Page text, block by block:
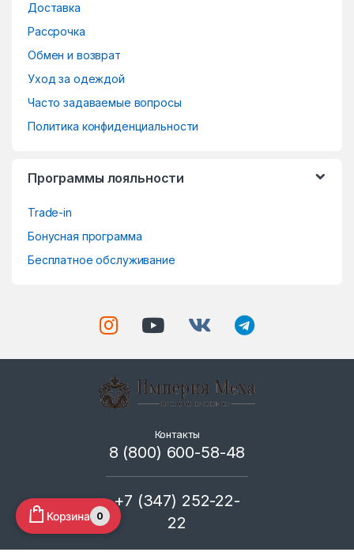
Доставка
Рассрочка
Обмен и возврат
Уход за одеждой
Часто задаваемые вопросы
Политика конфиденциальности
Программы лояльности
Trade-in
Бонусная программа
Бесплатное обслуживание
Контакты
8 (800) 600-58-48
+7 (347) 252-22-
22
Корзина 0